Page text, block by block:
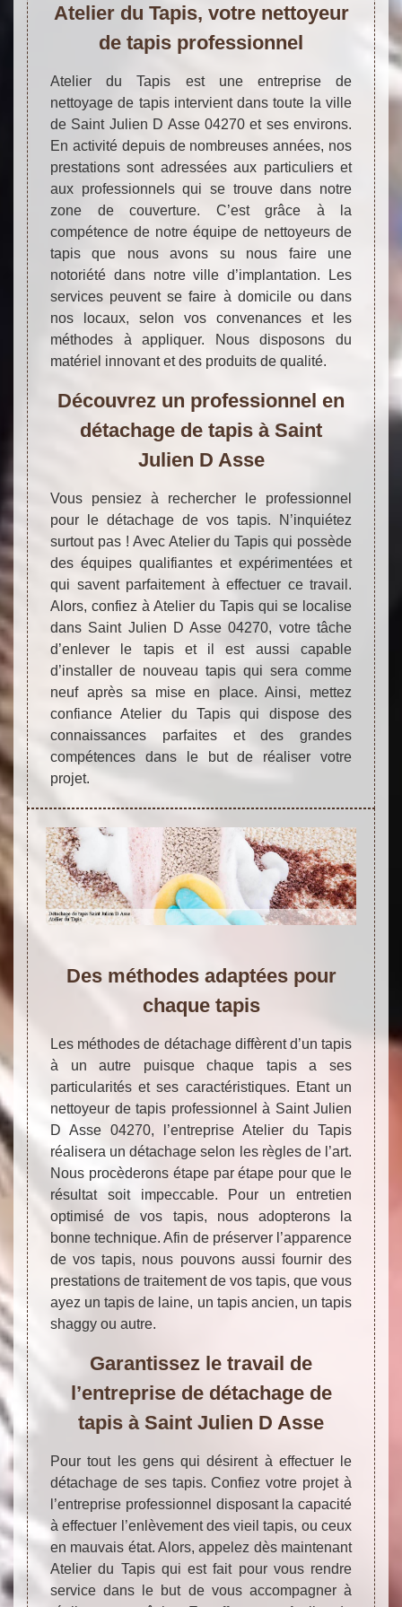
Atelier du Tapis, votre nettoyeur
de tapis professionnel
Atelier du Tapis est une entreprise de
nettoyage de tapis intervient dans toute la ville
de Saint Julien D Asse 04270 et ses environs.
En activité depuis de nombreuses années, nos
prestations sont adressées aux particuliers et
aux professionnels qui se trouve dans notre
zone de couverture. C’est grâce à la
compétence de notre équipe de nettoyeurs de
tapis que nous avons su nous faire une
notoriété dans notre ville d’implantation. Les
services peuvent se faire à domicile ou dans
nos locaux, selon vos convenances et les
méthodes à appliquer. Nous disposons du
matériel innovant et des produits de qualité.
Découvrez un professionnel en
détachage de tapis à Saint
Julien D Asse
Vous pensiez à rechercher le professionnel
pour le détachage de vos tapis. N’inquiétez
surtout pas ! Avec Atelier du Tapis qui possède
des équipes qualifiantes et expérimentées et
qui savent parfaitement à effectuer ce travail.
Alors, confiez à Atelier du Tapis qui se localise
dans Saint Julien D Asse 04270, votre tâche
d’enlever le tapis et il est aussi capable
d’installer de nouveau tapis qui sera comme
neuf après sa mise en place. Ainsi, mettez
confiance Atelier du Tapis qui dispose des
connaissances parfaites et des grandes
compétences dans le but de réaliser votre
projet.
Des méthodes adaptées pour
chaque tapis
Les méthodes de détachage diffèrent d’un tapis
à un autre puisque chaque tapis a ses
particularités et ses caractéristiques. Etant un
nettoyeur de tapis professionnel à Saint Julien
D Asse 04270, l’entreprise Atelier du Tapis
réalisera un détachage selon les règles de l’art.
Nous procèderons étape par étape pour que le
résultat soit impeccable. Pour un entretien
optimisé de vos tapis, nous adopterons la
bonne technique. Afin de préserver l’apparence
de vos tapis, nous pouvons aussi fournir des
prestations de traitement de vos tapis, que vous
ayez un tapis de laine, un tapis ancien, un tapis
shaggy ou autre.
Garantissez le travail de
l’entreprise de détachage de
tapis à Saint Julien D Asse
Pour tout les gens qui désirent à effectuer le
détachage de ses tapis. Confiez votre projet à
l’entreprise professionnel disposant la capacité
à effectuer l’enlèvement des vieil tapis, ou ceux
en mauvais état. Alors, appelez dès maintenant
Atelier du Tapis qui est fait pour vous rendre
service dans le but de vous accompagner à